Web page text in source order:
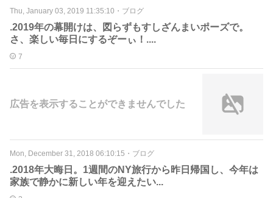
Thu, January 03, 2019 11:35:10 ・ ブログ
.2019年の幕開けは、図らずもすしざんまいポーズで。
さ、楽しい毎日にするぞーぃ！....
7
広告を表示することができませんでした
Mon, December 31, 2018 06:10:15 ・ ブログ
.2018年大晦日。1週間のNY旅行から昨日帰国し、今年は
家族で静かに新しい年を迎えたい...